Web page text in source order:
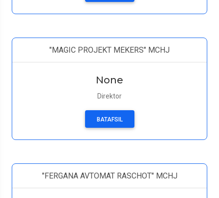
"MAGIC PROJEKT MEKERS" MCHJ
None
Direktor
BATAFSIL
"FERGANA AVTOMAT RASCHOT" MCHJ